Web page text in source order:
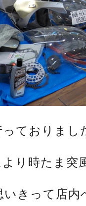
ておりまし
り時たま突
きって店内